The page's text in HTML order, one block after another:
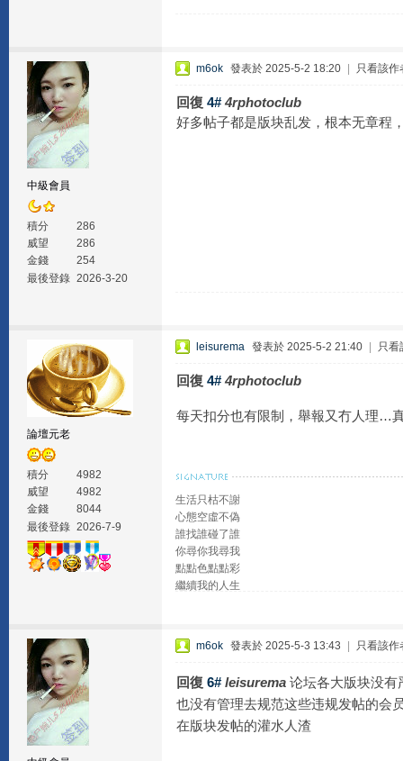
中級會員
積分
286
威望
286
金錢
254
最後登錄 2026-3-20
m6ok 發表於 2025-5-2 18:20 只看該作
回復 4# 4rphotoclub
好多帖子都是版块乱发，根本无章程
論壇元老
積分
4982
威望
4982
金錢
8044
最後登錄 2026-7-9
leisurema 發表於 2025-5-2 21:40 只看
回復 4# 4rphotoclub
每天扣分也有限制，舉報又冇人理…
生活只枯不謝
心態空虛不偽
誰找誰碰了誰
你尋你我尋我
點點色點點彩
繼續我的人生
m6ok 發表於 2025-5-3 13:43 只看該作
回復 6# leisurema 论坛各大版块没有
也没有管理去规范这些违规发帖的会
在版块发帖的灌水人渣